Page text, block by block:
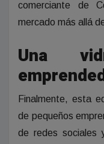
comerciante de
mercado más allá
Una
Finalmente, esta
de pequeños
de redes sociales